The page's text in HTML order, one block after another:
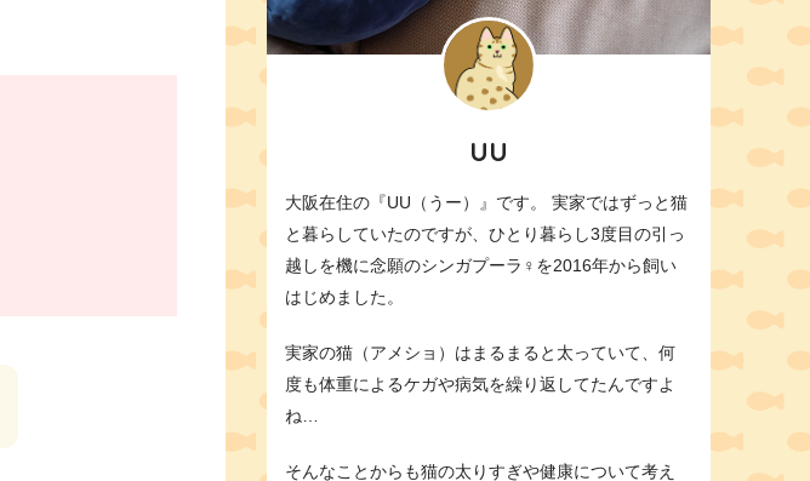
UU
大阪在住の『UU（うー）』です。 実家ではずっと猫
と暮らしていたのですが、ひとり暮らし3度目の引っ
越しを機に念願のシンガプーラ♀を2016年から飼い
はじめました。
実家の猫（アメショ）はまるまると太っていて、何
度も体重によるケガや病気を繰り返してたんですよ
ね…
そんなことからも猫の太りすぎや健康について考え